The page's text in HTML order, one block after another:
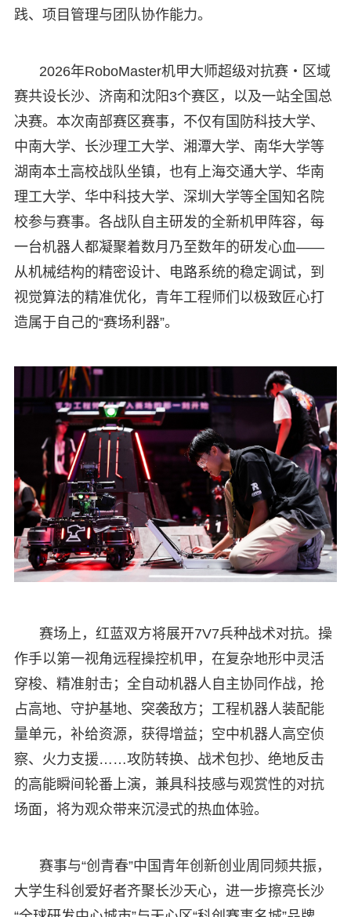
践、项目管理与团队协作能力。
2026年RoboMaster机甲大师超级对抗赛・区域
赛共设长沙、济南和沈阳3个赛区，以及一站全国总
决赛。本次南部赛区赛事，不仅有国防科技大学、
中南大学、长沙理工大学、湘潭大学、南华大学等
湖南本土高校战队坐镇，也有上海交通大学、华南
理工大学、华中科技大学、深圳大学等全国知名院
校参与赛事。各战队自主研发的全新机甲阵容，每
一台机器人都凝聚着数月乃至数年的研发心血——
从机械结构的精密设计、电路系统的稳定调试，到
视觉算法的精准优化，青年工程师们以极致匠心打
造属于自己的“赛场利器”。
赛场上，红蓝双方将展开7V7兵种战术对抗。操
作手以第一视角远程操控机甲，在复杂地形中灵活
穿梭、精准射击；全自动机器人自主协同作战，抢
占高地、守护基地、突袭敌方；工程机器人装配能
量单元，补给资源，获得增益；空中机器人高空侦
察、火力支援……攻防转换、战术包抄、绝地反击
的高能瞬间轮番上演，兼具科技感与观赏性的对抗
场面，将为观众带来沉浸式的热血体验。
赛事与“创青春”中国青年创新创业周同频共振，
大学生科创爱好者齐聚长沙天心，进一步擦亮长沙